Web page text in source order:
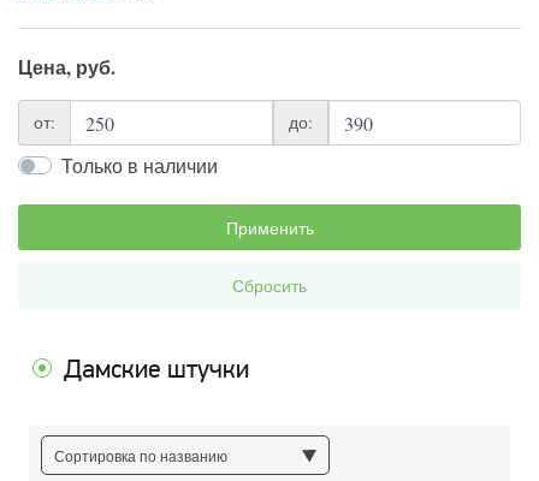
Цена, руб.
от: до:
Только в наличии
Применить
Сбросить
Дамские штучки
Сортировка по названию